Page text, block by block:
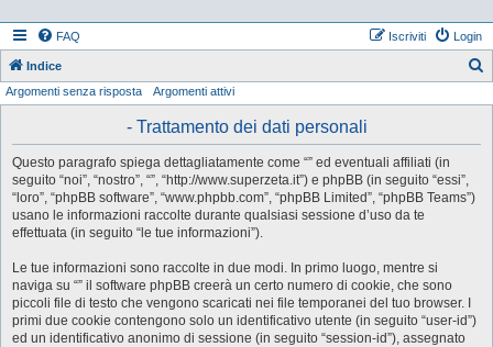
FAQ Login
Iscriviti
Indice
Argomenti senza risposta Argomenti attivi
- Trattamento dei dati personali
Questo paragrafo spiega dettagliatamente come “” ed eventuali affiliati (in
seguito “noi”, “nostro”, “”, “http://www.superzeta.it”) e phpBB (in seguito “essi”,
“loro”, “phpBB software”, “www.phpbb.com”, “phpBB Limited”, “phpBB Teams”)
usano le informazioni raccolte durante qualsiasi sessione d’uso da te
effettuata (in seguito “le tue informazioni”).
Le tue informazioni sono raccolte in due modi. In primo luogo, mentre si
naviga su “” il software phpBB creerà un certo numero di cookie, che sono
piccoli file di testo che vengono scaricati nei file temporanei del tuo browser. I
primi due cookie contengono solo un identificativo utente (in seguito “user-id”)
ed un identificativo anonimo di sessione (in seguito “session-id”), assegnato